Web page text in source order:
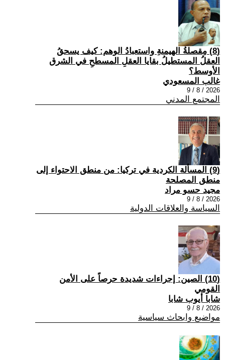
(8) مِقصلةُ الهيمنةِ واستعبادُ الوهم: كيف يسحقُ
العقلُ المستطيلُ بقايا العقلِ المسطحِ في الشرق
الأوسط؟
غالب المسعودي
2026 / 8 / 9
المجتمع المدني
(9) المسألة الكردية في تركيا: من منطق الاحتواء إلى
منطق المصلحة
مجيد حسو مراد
2026 / 8 / 9
السياسة والعلاقات الدولية
(10) الصين: إجراءات شديدة حرصاً على الأمن
القومي
شابا أيوب شابا
2026 / 8 / 9
مواضيع وابحاث سياسية